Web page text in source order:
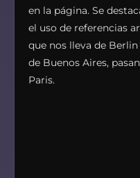
en la página. Se
el uso de referencias
que nos lleva de
de Buenos Aires,
Paris.